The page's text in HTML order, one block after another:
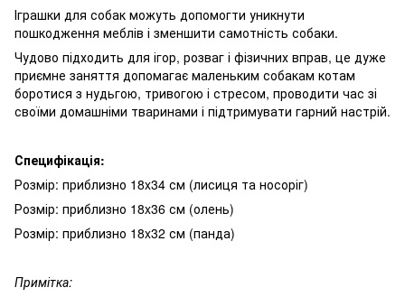
Іграшки для собак можуть допомогти уникнути
пошкодження меблів і зменшити самотність собаки.
Чудово підходить для ігор, розваг і фізичних вправ, це дуже
приємне заняття допомагає маленьким собакам котам
боротися з нудьгою, тривогою і стресом, проводити час зі
своїми домашніми тваринами і підтримувати гарний настрій.
Специфікація:
Розмір: приблизно 18x34 см (лисиця та носоріг)
Розмір: приблизно 18x36 см (олень)
Розмір: приблизно 18x32 см (панда)
Примітка: